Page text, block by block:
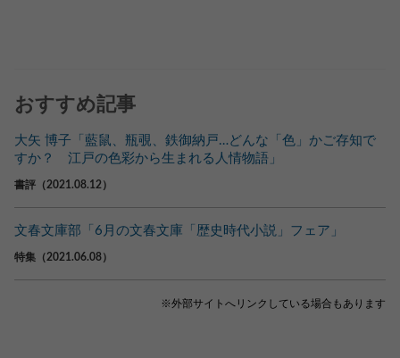
おすすめ記事
大矢 博子「藍鼠、瓶覗、鉄御納戸…どんな「色」かご存知で
すか？ 江戸の色彩から生まれる人情物語」
書評（2021.08.12）
文春文庫部「6月の文春文庫「歴史時代小説」フェア」
特集（2021.06.08）
※外部サイトへリンクしている場合もあります